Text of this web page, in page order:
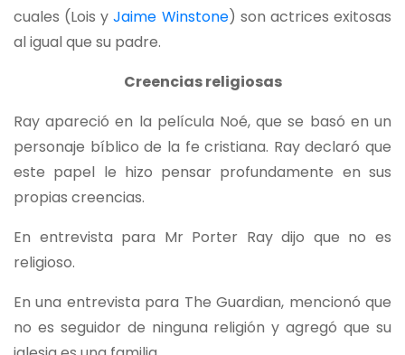
cuales (Lois yJaime Winstone) son actrices exitosas
al igual que su padre.
Creencias religiosas
Ray apareció en la película Noé, que se basó en un
personaje bíblico de la fe cristiana. Ray declaró que
este papel le hizo pensar profundamente en sus
propias creencias.
En entrevista para Mr Porter Ray dijo que no es
religioso.
En una entrevista para The Guardian, mencionó que
no es seguidor de ninguna religión y agregó que su